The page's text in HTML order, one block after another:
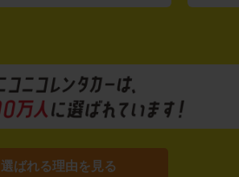
選ばれる理由を見る